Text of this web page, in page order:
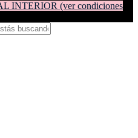
INTERIOR (ver condiciones